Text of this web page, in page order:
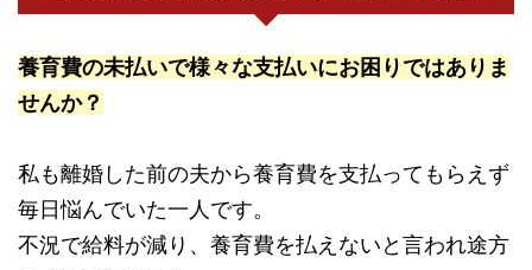
養育費の未払いで様々な支払いにお困りではありま
せんか？
私も離婚した前の夫から養育費を支払ってもらえず
毎日悩んでいた一人です。
不況で給料が減り、養育費を払えないと言われ途方